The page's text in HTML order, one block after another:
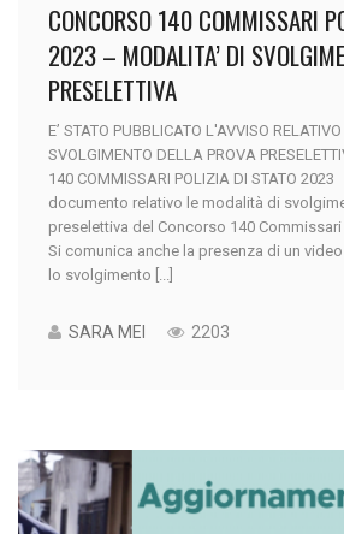
CONCORSO 140 COMMISSARI
2023 – MODALITA’ DI
PRESELETTIVA
E’ STATO PUBBLICATO L'AVVISO
SVOLGIMENTO DELLA PROVA
140 COMMISSARI POLIZIA DI STATO
documento relativo le modalità di
preselettiva del Concorso 140
Si comunica anche la presenza di un
lo svolgimento [...]
SARA MEI 2203